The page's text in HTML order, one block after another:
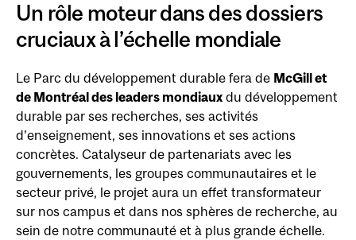
Un rôle moteur dans des dossiers
cruciaux à l’échelle mondiale
Le Parc du développement durable fera de McGill et
de Montréal des leaders mondiaux du développement
durable par ses recherches, ses activités
d’enseignement, ses innovations et ses actions
concrètes. Catalyseur de partenariats avec les
gouvernements, les groupes communautaires et le
secteur privé, le projet aura un effet transformateur
sur nos campus et dans nos sphères de recherche, au
sein de notre communauté et à plus grande échelle.